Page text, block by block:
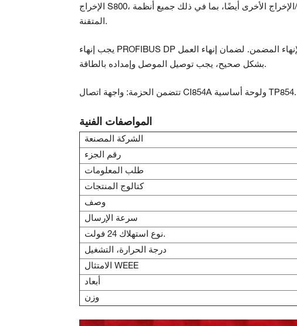
الإخراج S800، وأنظمة الإدخال/الإخراج الأخرى أيضًا، بما في ذلك جميع أنظمة PROFIBUS DP/DP-V1 وFOUNDATION Fieldbus
المتقنة.
يجب إنهاء PROFIBUS DP عند العقدتين الخارجيتين. ويتم ذلك عادةً باستخدام الموصلات ذات الإنهاء المضمن. لضمان إنهاء العمل
بشكل صحيح، يجب توصيل الموصل وإمداده بالطاقة.
تتضمن الحزمة: واجهة اتصال CI854A ولوحة أساسية TP854.
المواصفات الفنية
الشركة المصنعة
رقم الجزء
طلب المعلومات
كتالوج المنتجات
وصف
سرعة الإرسال
نوع استهلاك 24 فولت.
درجة الحرارة، التشغيل
الامتثال WEEE
أبعاد
وزن